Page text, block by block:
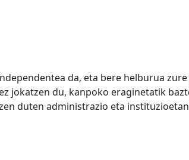
da, eta bere helburua
jokatzen du, kanpoko eraginetatik
duten administrazio eta